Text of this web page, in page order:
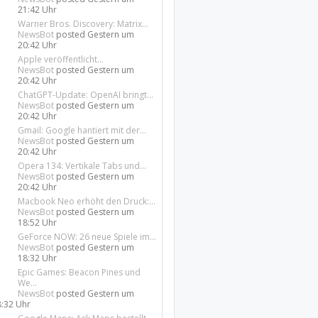
21:42 Uhr
Warner Bros. Discovery: Matrix...
NewsBot posted Gestern um
20:42 Uhr
Apple veröffentlicht...
NewsBot posted Gestern um
20:42 Uhr
ChatGPT-Update: OpenAI bringt...
NewsBot posted Gestern um
20:42 Uhr
Gmail: Google hantiert mit der...
NewsBot posted Gestern um
20:42 Uhr
Opera 134: Vertikale Tabs und...
NewsBot posted Gestern um
20:42 Uhr
Macbook Neo erhöht den Druck:...
NewsBot posted Gestern um
18:52 Uhr
GeForce NOW: 26 neue Spiele im...
NewsBot posted Gestern um
18:32 Uhr
Epic Games: Beacon Pines und
We...
NewsBot posted Gestern um
Uhr